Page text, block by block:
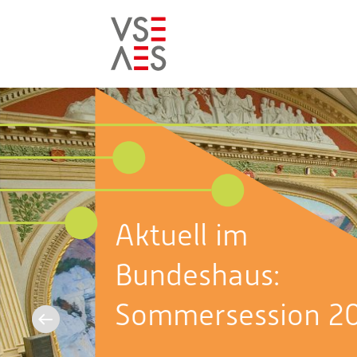
Skip
to
main
content
Aktuell im
Bundeshaus:
Sommersession